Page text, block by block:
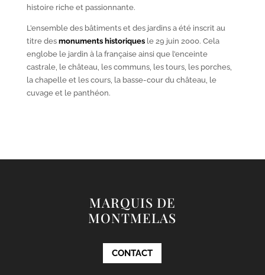
histoire riche et passionnante.
L’ensemble des bâtiments et des jardins a été inscrit au
titre des monuments historiquesle 29 juin 2000. Cela
englobe le jardin à la française ainsi que l’enceinte
castrale, le château, les communs, les tours, les porches,
la chapelle et les cours, la basse-cour du château, le
cuvage et le panthéon.
MARQUIS DE
MONTMELAS
CONTACT